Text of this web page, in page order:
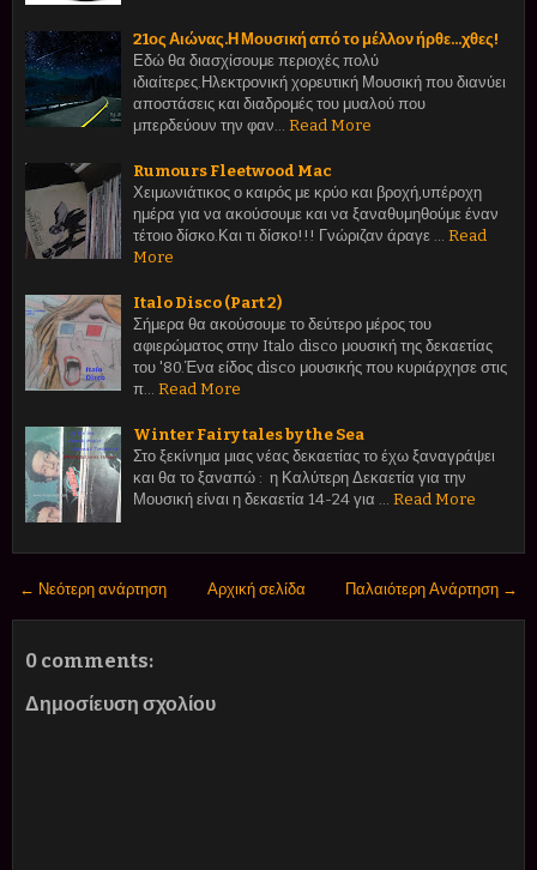
21ος Αιώνας.Η Μουσική από το μέλλον ήρθε...χθες!
Εδώ θα διασχίσουμε περιοχές πολύ
ιδιαίτερες.Ηλεκτρονική χορευτική Μουσική που διανύει
αποστάσεις και διαδρομές του μυαλού που
μπερδεύουν την φαν…
Read More
Rumours Fleetwood Mac
Χειμωνιάτικος ο καιρός με κρύο και βροχή,υπέροχη
ημέρα για να ακούσουμε και να ξαναθυμηθούμε έναν
τέτοιο δίσκο.Και τι δίσκο!!! Γνώριζαν άραγε …
Read
More
Italo Disco (Part 2)
Σήμερα θα ακούσουμε το δεύτερο μέρος του
αφιερώματος στην Italo disco μουσική της δεκαετίας
του '80.Ένα είδος disco μουσικής που κυριάρχησε στις
π…
Read More
Winter Fairy tales by the Sea
Στο ξεκίνημα μιας νέας δεκαετίας το έχω ξαναγράψει
και θα το ξαναπώ : η Καλύτερη Δεκαετία για την
Μουσική είναι η δεκαετία 14-24 για …
Read More
← Νεότερη ανάρτηση Παλαιότερη Ανάρτηση →
Αρχική σελίδα
0 comments:
Δημοσίευση σχολίου